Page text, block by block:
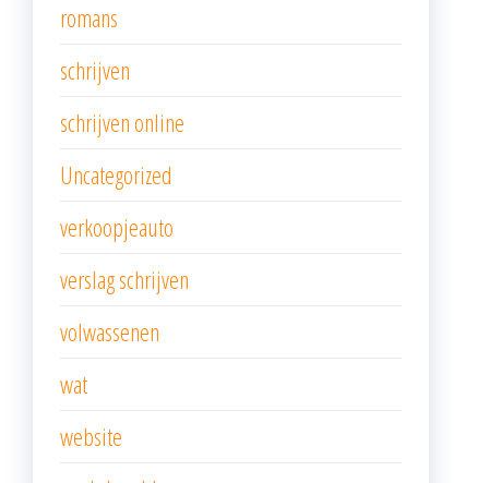
romans
schrijven
schrijven online
Uncategorized
verkoopjeauto
verslag schrijven
volwassenen
wat
website